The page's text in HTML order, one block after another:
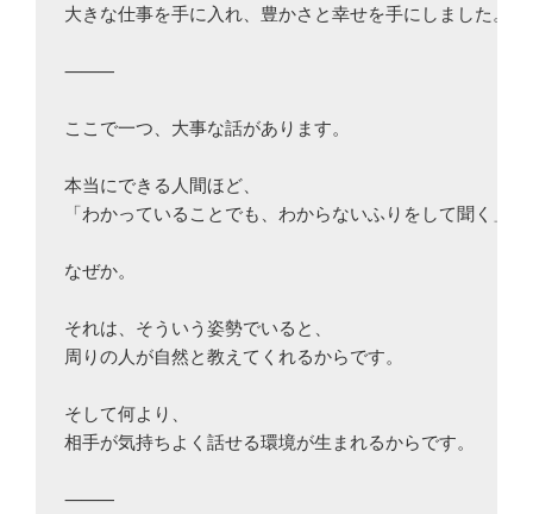
大きな仕事を手に入れ、豊かさと幸せを手にしました。
⸻
ここで一つ、大事な話があります。
本当にできる人間ほど、
「わかっていることでも、わからないふりをして聞く」
なぜか。
それは、そういう姿勢でいると、
周りの人が自然と教えてくれるからです。
そして何より、
相手が気持ちよく話せる環境が生まれるからです。
⸻